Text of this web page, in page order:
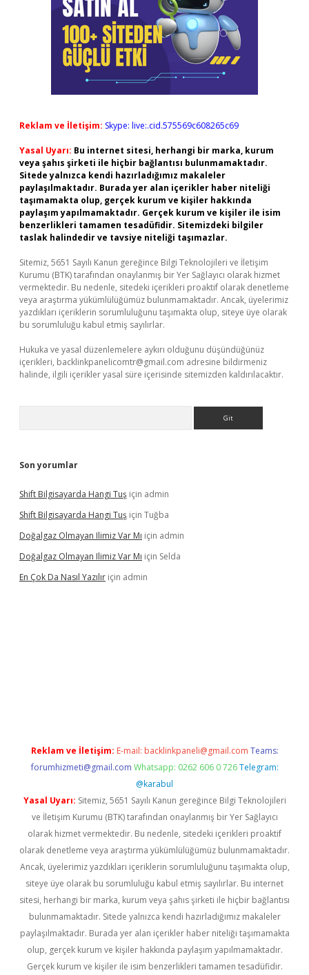
Reklam ve İletişim: Skype: live:.cid.575569c608265c69
Yasal Uyarı: Bu internet sitesi, herhangi bir marka, kurum
veya şahıs şirketi ile hiçbir bağlantısı bulunmamaktadır.
Sitede yalnızca kendi hazırladığımız makaleler
paylaşılmaktadır. Burada yer alan içerikler haber niteliği
taşımamakta olup, gerçek kurum ve kişiler hakkında
paylaşım yapılmamaktadır. Gerçek kurum ve kişiler ile isim
benzerlikleri tamamen tesadüfidir. Sitemizdeki bilgiler
taslak halindedir ve tavsiye niteliği taşımazlar.
Sitemiz, 5651 Sayılı Kanun gereğince Bilgi Teknolojileri ve İletişim
Kurumu (BTK) tarafından onaylanmış bir Yer Sağlayıcı olarak hizmet
vermektedir. Bu nedenle, sitedeki içerikleri proaktif olarak denetleme
veya araştırma yükümlülüğümüz bulunmamaktadır. Ancak, üyelerimiz
yazdıkları içeriklerin sorumluluğunu taşımakta olup, siteye üye olarak
bu sorumluluğu kabul etmiş sayılırlar.
Hukuka ve yasal düzenlemelere aykırı olduğunu düşündüğünüz
içerikleri, backlinkpanelicomtr@gmail.com adresine bildirmeniz
halinde, ilgili içerikler yasal süre içerisinde sitemizden kaldırılacaktır.
Son yorumlar
Shift Bilgisayarda Hangi Tuş için admin
Shift Bilgisayarda Hangi Tuş için Tuğba
Doğalgaz Olmayan Ilimiz Var Mı için admin
Doğalgaz Olmayan Ilimiz Var Mı için Selda
En Çok Da Nasıl Yazılır için admin
Reklam ve İletişim: E-mail: backlinkpaneli@gmail.com Teams:
forumhizmeti@gmail.com Whatsapp: 0262 606 0 726 Telegram:
@karabul
Yasal Uyarı: Sitemiz, 5651 Sayılı Kanun gereğince Bilgi Teknolojileri
ve İletişim Kurumu (BTK) tarafından onaylanmış bir Yer Sağlayıcı
olarak hizmet vermektedir. Bu nedenle, sitedeki içerikleri proaktif
olarak denetleme veya araştırma yükümlülüğümüz bulunmamaktadır.
Ancak, üyelerimiz yazdıkları içeriklerin sorumluluğunu taşımakta olup,
siteye üye olarak bu sorumluluğu kabul etmiş sayılırlar. Bu internet
sitesi, herhangi bir marka, kurum veya şahıs şirketi ile hiçbir bağlantısı
bulunmamaktadır. Sitede yalnızca kendi hazırladığımız makaleler
paylaşılmaktadır. Burada yer alan içerikler haber niteliği taşımamakta
olup, gerçek kurum ve kişiler hakkında paylaşım yapılmamaktadır.
Gerçek kurum ve kişiler ile isim benzerlikleri tamamen tesadüfidir.